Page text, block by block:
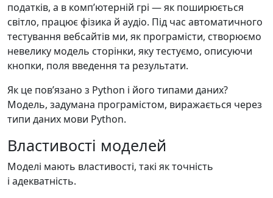
податків, а в компʼютерній грі — як поширюється
світло, працює фізика й аудіо. Під час автоматичного
тестування вебсайтів ми, як програмісти, створюємо
невелику модель сторінки, яку тестуємо, описуючи
кнопки, поля введення та результати.
Як це повʼязано з Python і його типами даних?
Модель, задумана програмістом, виражається через
типи даних мови Python.
Властивості моделей
Моделі мають властивості, такі як точність
і адекватність.